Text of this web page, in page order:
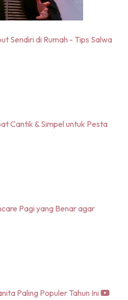
Sendiri di Rumah - Tips Salwa
Cantik & Simpel untuk Pesta
Pagi yang Benar agar
Paling Populer Tahun Ini